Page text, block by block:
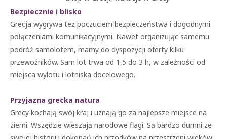
Bezpiecznie i blisko
Grecja wygrywa też poczuciem bezpieczeństwa i dogodnymi
połączeniami komunikacyjnymi. Nawet organizując samemu
podróż samolotem, mamy do dyspozycji oferty kilku
przewoźników. Sam lot trwa od 1,5 do 3 h, w zależności od
miejsca wylotu i lotniska docelowego.
Przyjazna grecka natura
Grecy kochają swój kraj i uznają go za najlepsze miejsce na
ziemi. Wszędzie wieszają narodowe flagi. Są bardzo dumni ze